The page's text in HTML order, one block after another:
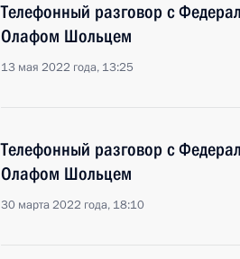
Телефонный разговор с
Олафом Шольцем
13 мая 2022 года, 13:25
Телефонный разговор с
Олафом Шольцем
30 марта 2022 года, 18:10